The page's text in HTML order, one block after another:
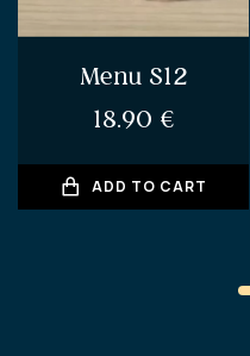
Menu S12
18.90 €
ADD TO CART